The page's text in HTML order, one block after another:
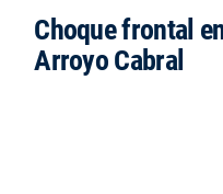
Choque frontal
Arroyo Cabral